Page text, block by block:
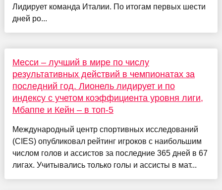
Лидирует команда Италии. По итогам первых шести
дней ро...
Месси – лучший в мире по числу
результативных действий в чемпионатах за
последний год. Лионель лидирует и по
индексу с учетом коэффициента уровня лиги,
Мбаппе и Кейн – в топ-5
Международный центр спортивных исследований
(CIES) опубликовал рейтинг игроков с наибольшим
числом голов и ассистов за последние 365 дней в 67
лигах. Учитывались только голы и ассисты в мат...